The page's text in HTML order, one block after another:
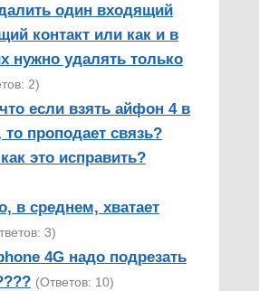
один входящий
контакт или как и в
нужно удалять только
2)
если взять айфон 4 в
проподает связь?
это исправить?
в среднем, хватает
3)
4G надо подрезать
(Ответов: 10)